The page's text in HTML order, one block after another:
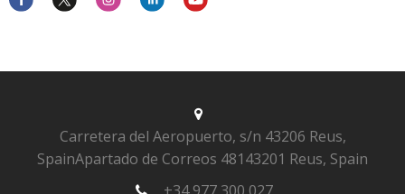
Carretera del Aeropuerto, s/n 43206 Reus,
SpainApartado de Correos 48143201 Reus, Spain